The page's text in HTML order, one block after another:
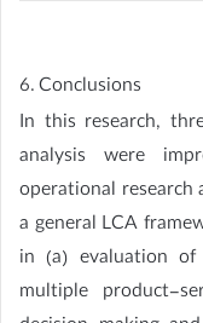
6. Conclusions
In this research,
analysis were
operational
a general LCA
in (a) evaluation
multiple product-